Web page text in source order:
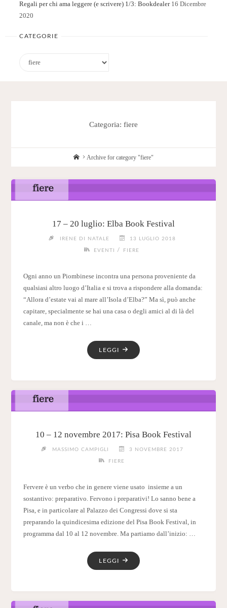
Regali per chi ama leggere (e scrivere) 1/3: Bookdealer 16 Dicembre
2020
CATEGORIE
Categorie
Categoria: fiere
HomeArchive for category "fiere"
17 – 20 luglio: Elba Book Festival
IRENE DI NATALE 13 LUGLIO 2018
EVENTI / FIERE
Ogni anno un Piombinese incontra una persona proveniente da
qualsiasi altro luogo d’Italia e si trova a rispondere alla domanda:
“Allora d’estate vai al mare all’Isola d’Elba?” Ma sì, può anche
capitare, specialmente se hai una casa o degli amici al di là del
canale, ma non è che i …
LEGGI "17
–
10 – 12 novembre 2017: Pisa Book Festival
MASSIMO CAMPIGLI 3 NOVEMBRE 2017
FIERE
Fervere è un verbo che in genere viene usato insieme a un
sostantivo: preparativo. Fervono i preparativi! Lo sanno bene a
Pisa, e in particolare al Palazzo dei Congressi dove si sta
preparando la quindicesima edizione del Pisa Book Festival, in
programma dal 10 al 12 novembre. Ma partiamo dall’inizio: …
LEGGI "10
–